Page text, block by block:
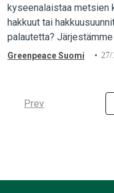
kyseenalaistaa metsien
hakkuut tai
palautetta?
törkyhakkuista voi antaa
Greenpeace Suomi 27/
Prev